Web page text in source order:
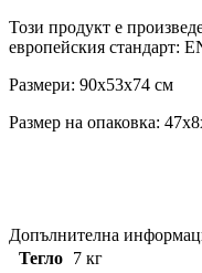
Този продукт е
eвропейския стандарт:
Размери: 90x53x74 см
Размер на опаковка:
Допълнителна
Тегло
7 кг